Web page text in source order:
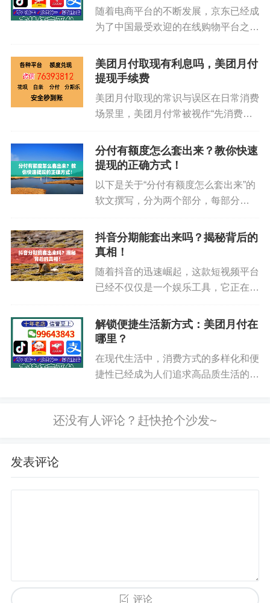
种可行思路
一些“曲线救国”的策略。这些方法的核心逻辑都是：
通过将美团月付的信用额度用于支付，然后再将支
付的商品或服务进行变现，最终达到将额度转化为
“朋友代付，我来买单”——社交网络上的“互
助”模式
这是最常见也相对安全的一种方式。你认识的
朋友、家人，肯定也有需要使用美团服务的时候，
场景设想：你的朋友想点一份贵一点的外卖，
或者预订酒店/机票，但手头不方便。这时候，你就
可以提出用你的美团月付来帮他支付。操作流程：
团App，使用美团月付支付。之后，朋友再以现金、
微信转账、支付宝转账等方式将钱款还给你。
优点：关系明确：交易对象是熟人，信任度
过程。安全性高：避免了与陌生人交易可能带来的
出自己的还款能力。
虑。
随着电商平台的不断发展，京东已经成
为了中国最受欢迎的在线购物平台之
东都为广大用户提供了丰富的商品选择
和便捷的支付方式，吸引了无数消费
也...
美团月付取现有利息吗，美团月付
提现手续费
美团月付取现的常识与误区在日常消费
场景里，美团月付常被视作“先消费、
生态内的商家和服务上进行分期支付。
很多人会问一个核心问题：美团月付可
分付有额度怎么套出来？教你快速
提现的正确方式！
以下是关于“分付有额度怎么套出来”的
软文撰写，分为两个部分，每部分
经成为我们生活中不可或缺的一部分。
从最初的支付工具到如今的全方位金融
抖音分期能套出来吗？揭秘背后的
真相！
随着抖音的迅速崛起，这款短视频平台
已经不仅仅是一个娱乐工具，它正在逐
在购物方面。抖音分期作为一种新型的
支付方式，凭借着其便捷性和灵活性，
解锁便捷生活新方式：美团月付在
哪里？
在现代生活中，消费方式的多样化和便
捷性已经成为人们追求高品质生活的必
和高效的支付方式。而美团月付作为一
发表评论
评论